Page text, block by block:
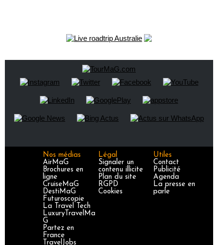
Nos médias
AirMaG
Brochures en
ligne
CruiseMaG
DestiMaG
Futuroscopie
La Travel Tech
LuxuryTravelMa
G
Partez en
France
TravelJobs
Légal
Signaler un
contenu illicite
Plan du site
RGPD
Cookies
Utiles
Contact
Publicité
Agenda
La presse en
parle